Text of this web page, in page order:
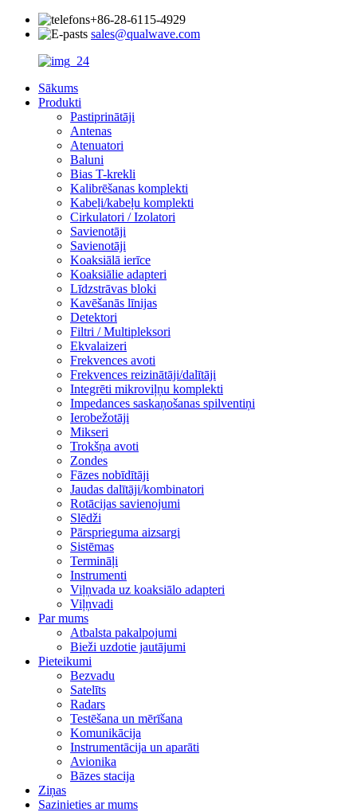
+86-28-6115-4929
sales@qualwave.com
Sākums
Produkti
Pastiprinātāji
Antenas
Atenuatori
Baluni
Bias T-krekli
Kalibrēšanas komplekti
Kabeļi/kabeļu komplekti
Cirkulatori / Izolatori
Savienotāji
Savienotāji
Koaksiālā ierīce
Koaksiālie adapteri
Līdzstrāvas bloki
Kavēšanās līnijas
Detektori
Filtri / Multipleksori
Ekvalaizeri
Frekvences avoti
Frekvences reizinātāji/dalītāji
Integrēti mikroviļņu komplekti
Impedances saskaņošanas spilventiņi
Ierobežotāji
Mikseri
Trokšņa avoti
Zondes
Fāzes nobīdītāji
Jaudas dalītāji/kombinatori
Rotācijas savienojumi
Slēdži
Pārsprieguma aizsargi
Sistēmas
Termināļi
Instrumenti
Viļņvada uz koaksiālo adapteri
Viļņvadi
Par mums
Atbalsta pakalpojumi
Bieži uzdotie jautājumi
Pieteikumi
Bezvadu
Satelīts
Radars
Testēšana un mērīšana
Komunikācija
Instrumentācija un aparāti
Avionika
Bāzes stacija
Ziņas
Sazinieties ar mums